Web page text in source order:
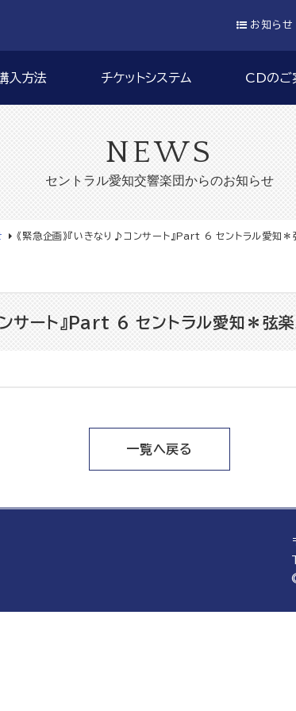
お知らせ
入方法 チケットシステム CDのご
NEWS
セントラル愛知交響楽団からのお知らせ
《緊急企画》『いきなり♪コンサート』Part 6 セントラル愛知
ンサート』Part 6 セントラル愛知＊弦
一覧へ戻る